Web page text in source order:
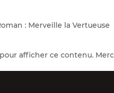
: Merveille la Vertueuse
afficher ce contenu.